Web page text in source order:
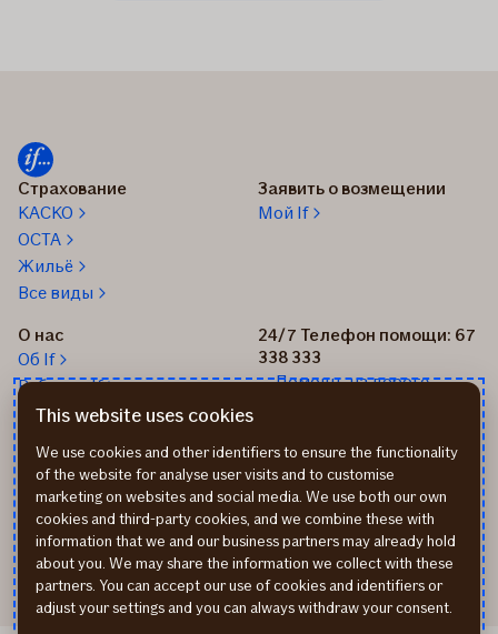
Страхование
КАСКО
OCTA
Жильё
Все виды
Заявить о возмещении
Мой If
О нас
Об If
Работа в If
Новости
24/7 Телефон помощи: 67
338 333
Помощь на дороге
Наши офисы
Дистрибьюторы
страхования If
Реквизиты
This website uses cookies
We use cookies and other identifiers to ensure the functionality
of the website for analyse user visits and to customise
marketing on websites and social media. We use both our own
cookies and third-party cookies, and we combine these with
information that we and our business partners may already hold
about you. We may share the information we collect with these
partners. You can accept our use of cookies and identifiers or
adjust your settings and you can always withdraw your consent.